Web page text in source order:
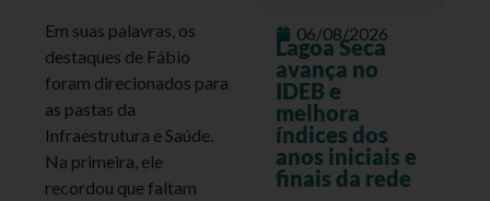
Em suas palavras, os
destaques de Fábio
foram direcionados para
as pastas da
Infraestrutura e Saúde.
Na primeira, ele
recordou que faltam
06/08/2026
Lagoa Seca
avança no
IDEB e
melhora
índices dos
anos iniciais e
finais da rede